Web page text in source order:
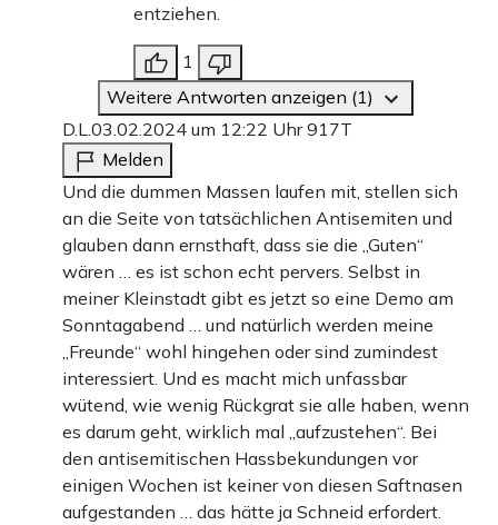
entziehen.
1
Weitere Antworten anzeigen (1)
D.L.03.02.2024 um 12:22 Uhr917T
Melden
Und die dummen Massen laufen mit, stellen sich
an die Seite von tatsächlichen Antisemiten und
glauben dann ernsthaft, dass sie die „Guten“
wären … es ist schon echt pervers. Selbst in
meiner Kleinstadt gibt es jetzt so eine Demo am
Sonntagabend … und natürlich werden meine
„Freunde“ wohl hingehen oder sind zumindest
interessiert. Und es macht mich unfassbar
wütend, wie wenig Rückgrat sie alle haben, wenn
es darum geht, wirklich mal „aufzustehen“. Bei
den antisemitischen Hassbekundungen vor
einigen Wochen ist keiner von diesen Saftnasen
aufgestanden … das hätte ja Schneid erfordert.